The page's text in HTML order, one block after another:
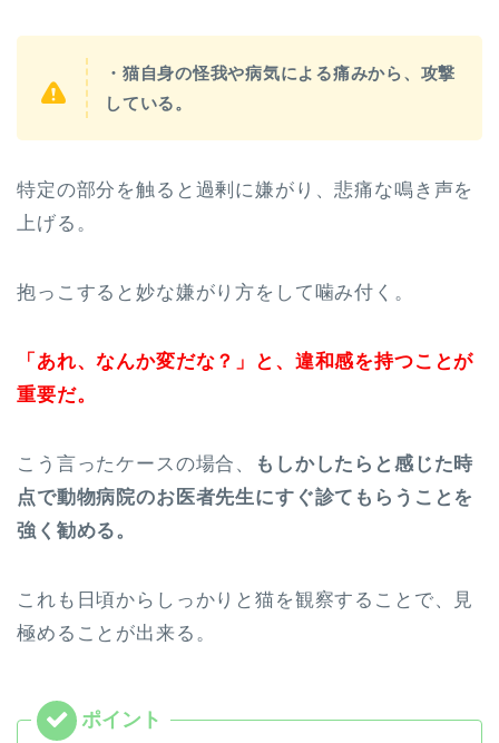
・猫自身の怪我や病気による痛みから、攻撃
している。
特定の部分を触ると過剰に嫌がり、悲痛な鳴き声を
上げる。
抱っこすると妙な嫌がり方をして噛み付く。
「あれ、なんか変だな？」と、違和感を持つことが
重要だ。
こう言ったケースの場合、
もしかしたらと感じた時
点で動物病院のお医者先生にすぐ診てもらうことを
強く勧める。
これも日頃からしっかりと猫を観察することで、見
極めることが出来る。